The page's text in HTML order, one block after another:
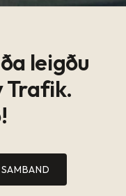
leigðu
Trafik.